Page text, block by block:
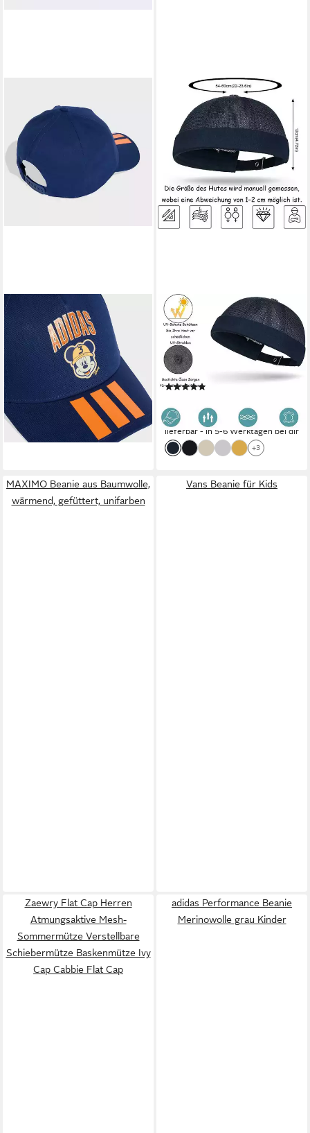
ADIDAS PERFORMANCE
Beanie LK DY MM CAP
16,99 € UVP20,00 €
-15%
lieferbar - in 1-2 Werktagen bei dir
ZAEWRY
Dockermütze Verstellbar
Seemannsmütze UV-Schutz
Dockermütze Sommer
Hafenmütze
-49%
lieferbar - in 5-6 Werktagen bei dir
+3
MAXIMO Beanie aus Baumwolle,
wärmend, gefüttert, unifarben
Vans Beanie für Kids
Zaewry Flat Cap Herren
Atmungsaktive Mesh-
Sommermütze Verstellbare
Schiebermütze Baskenmütze Ivy
Cap Cabbie Flat Cap
adidas Performance Beanie
Merinowolle grau Kinder